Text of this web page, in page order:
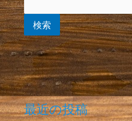
検索
最近の投稿